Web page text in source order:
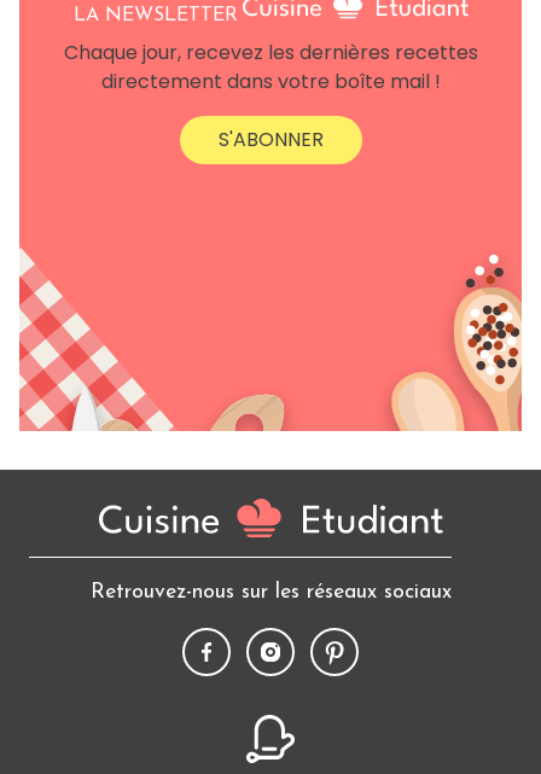
LA NEWSLETTER
Chaque jour, recevez les dernières recettes
directement dans votre boîte mail !
S'ABONNER
Retrouvez-nous sur les réseaux sociaux